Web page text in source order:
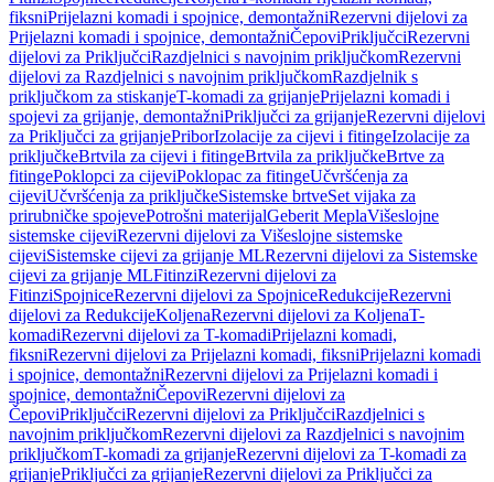
fiksniPrijelazni komadi i spojnice, demontažniRezervni dijelovi za
Prijelazni komadi i spojnice, demontažniČepoviPriključciRezervni
dijelovi za PriključciRazdjelnici s navojnim priključkomRezervni
dijelovi za Razdjelnici s navojnim priključkomRazdjelnik s
priključkom za stiskanjeT-komadi za grijanjePrijelazni komadi i
spojevi za grijanje, demontažniPriključci za grijanjeRezervni dijelovi
za Priključci za grijanjePriborIzolacije za cijevi i fitingeIzolacije za
priključkeBrtvila za cijevi i fitingeBrtvila za priključkeBrtve za
fitingePoklopci za cijeviPoklopac za fitingeUčvršćenja za
cijeviUčvršćenja za priključkeSistemske brtveSet vijaka za
prirubničke spojevePotrošni materijalGeberit MeplaVišeslojne
sistemske cijeviRezervni dijelovi za Višeslojne sistemske
cijeviSistemske cijevi za grijanje MLRezervni dijelovi za Sistemske
cijevi za grijanje MLFitinziRezervni dijelovi za
FitinziSpojniceRezervni dijelovi za SpojniceRedukcijeRezervni
dijelovi za RedukcijeKoljenaRezervni dijelovi za KoljenaT-
komadiRezervni dijelovi za T-komadiPrijelazni komadi,
fiksniRezervni dijelovi za Prijelazni komadi, fiksniPrijelazni komadi
i spojnice, demontažniRezervni dijelovi za Prijelazni komadi i
spojnice, demontažniČepoviRezervni dijelovi za
ČepoviPriključciRezervni dijelovi za PriključciRazdjelnici s
navojnim priključkomRezervni dijelovi za Razdjelnici s navojnim
priključkomT-komadi za grijanjeRezervni dijelovi za T-komadi za
grijanjePriključci za grijanjeRezervni dijelovi za Priključci za